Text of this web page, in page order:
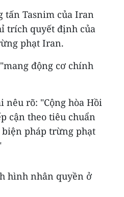
tấn Tasnim của Iran
trích quyết định của
phạt Iran.
động cơ chính
nêu rõ: "Cộng hòa Hồi
cận theo tiêu chuẩn
biện pháp trừng phạt
hình nhân quyền ở